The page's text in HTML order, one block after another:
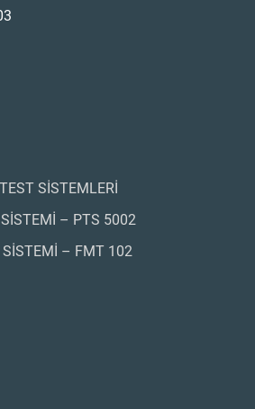
SİSTEMLERİ
– PTS 5002
SİSTEMİ – FMT 102